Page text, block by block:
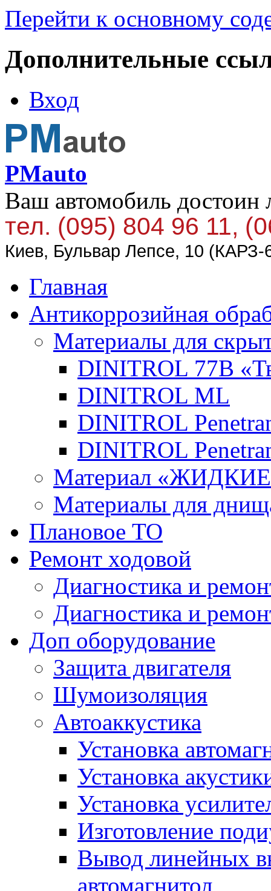
Перейти к основному
Дополнительные
Вход
PMauto
Ваш автомобиль достоин
тел. (095) 804 96 11,
Киев, Бульвар Лепсе, 10 (КАРЗ-
Главная
Антикоррозийная
Материалы для
DINITROL 77В
DINITROL ML
DINITROL
DINITROL
Материал
Материалы для
Плановое ТО
Ремонт ходовой
Диагностика и
Диагностика и
Доп оборудование
Защита двигателя
Шумоизоляция
Автоаккустика
Установка
Установка
Установка
Изготовление
Вывод линейных
автомагнитол